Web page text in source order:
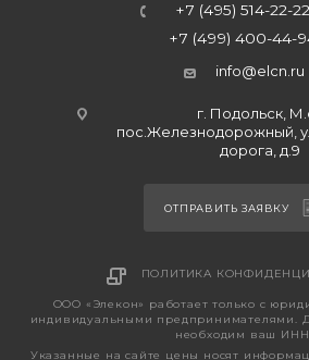
+7 (495) 514-22-22
+7 (499) 400-44-
info@elcn.ru
г. Подольск,
пос.Железнодорожный,
дорога, д.9
ОТПРАВИТЬ ЗАЯВКУ
ПОЛИТИКА
ООО «Элекон» работает только с
индивидуальными предпринимателями.
необходим ваш
Указанные на сайте цены носят